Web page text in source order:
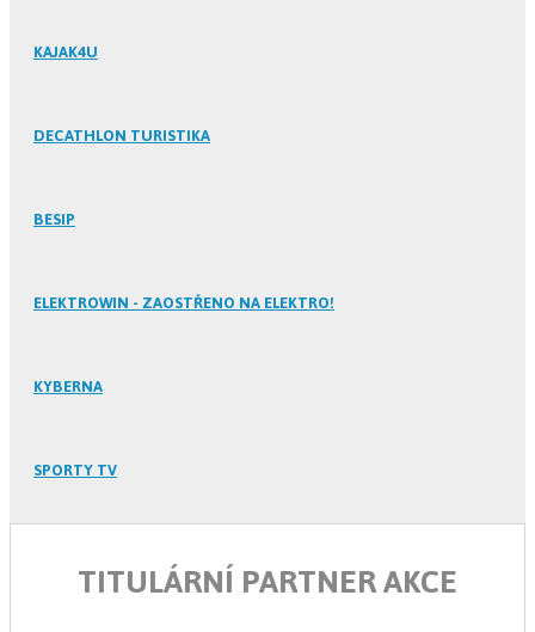
KAJAK4U
DECATHLON TURISTIKA
BESIP
ELEKTROWIN - ZAOSTŘENO NA ELEKTRO!
KYBERNA
SPORTY TV
TITULÁRNÍ PARTNER AKCE